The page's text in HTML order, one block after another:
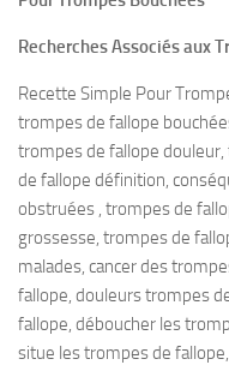
Recherches Associés aux
Recette Simple Pour
trompes de fallope
trompes de fallope
de fallope définition,
obstruées , trompes de
grossesse, trompes de
malades, cancer des
fallope, douleurs trompes
fallope, déboucher les
situe les trompes de